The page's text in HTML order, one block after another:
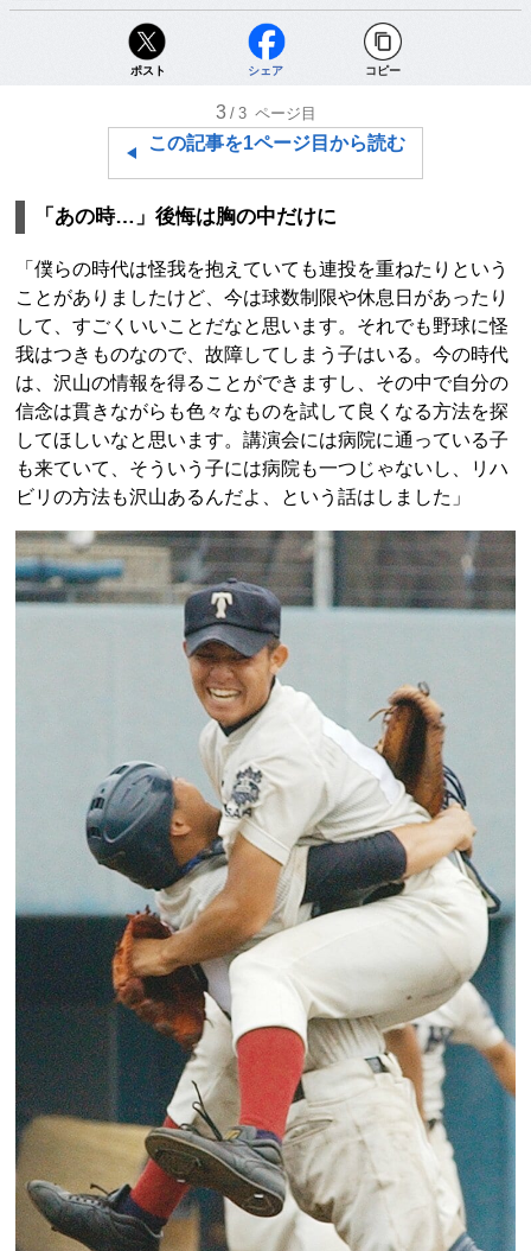
ポスト シェア コピー
3 /3 ページ目
この記事を1ページ目から読む
「あの時…」後悔は胸の中だけに
「僕らの時代は怪我を抱えていても連投を重ねたりという
ことがありましたけど、今は球数制限や休息日があったり
して、すごくいいことだなと思います。それでも野球に怪
我はつきものなので、故障してしまう子はいる。今の時代
は、沢山の情報を得ることができますし、その中で自分の
信念は貫きながらも色々なものを試して良くなる方法を探
してほしいなと思います。講演会には病院に通っている子
も来ていて、そういう子には病院も一つじゃないし、リハ
ビリの方法も沢山あるんだよ、という話はしました」